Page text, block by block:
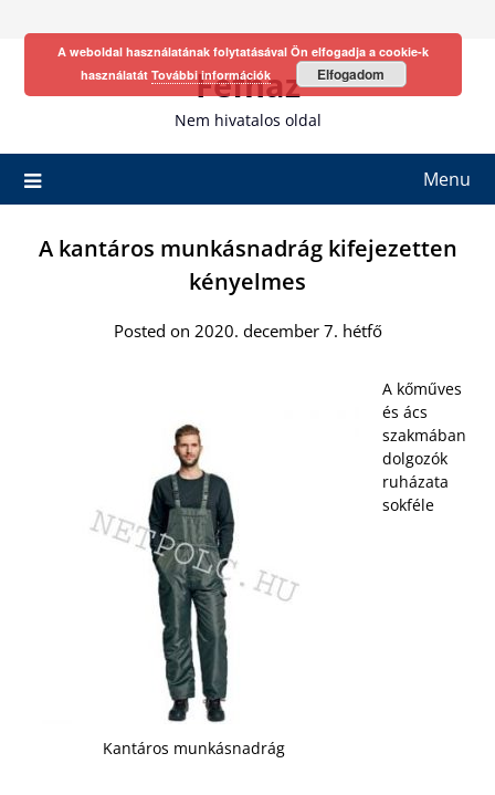
Fefhaz
Nem hivatalos oldal
Menu
A kantáros munkásnadrág kifejezetten
kényelmes
Posted on 2020. december 7. hétfő
Kantáros munkásnadrág
A kőműves
és ács
szakmában
dolgozók
ruházata
sokféle
A weboldal használatának folytatásával Ön elfogadja a cookie-k
használatát További információk Elfogadom